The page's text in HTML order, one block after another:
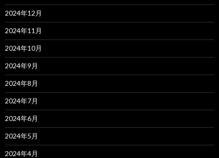
2024年12月
2024年11月
2024年10月
2024年9月
2024年8月
2024年7月
2024年6月
2024年5月
2024年4月